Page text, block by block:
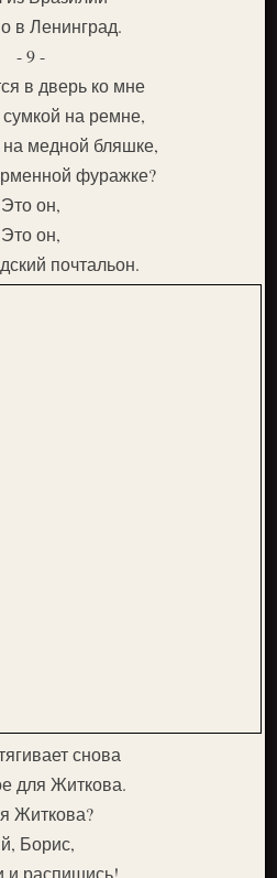
в Ленинград.
- 9 -
в дверь ко мне
на ремне,
медной бляшке,
фуражке?
Это он,
Это он,
почтальон.
снова
для Житкова.
Житкова?
Борис,
и распишись!